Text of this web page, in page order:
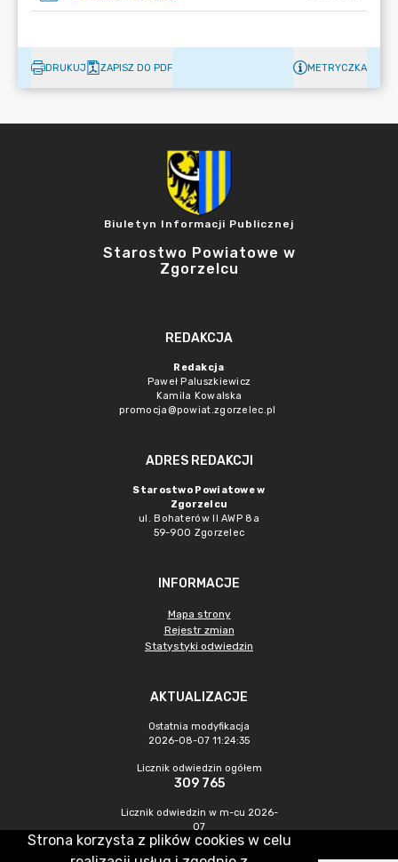
DRUKUJ ZAPISZ DO PDF METRYCZKA
Biuletyn Informacji Publicznej
Starostwo Powiatowe w
Zgorzelcu
REDAKCJA
Redakcja
Paweł Paluszkiewicz
Kamila Kowalska
promocja@powiat.zgorzelec.pl
ADRES REDAKCJI
Starostwo Powiatowe w
Zgorzelcu
ul. Bohaterów II AWP 8a
59-900 Zgorzelec
INFORMACJE
Mapa strony
Rejestr zmian
Statystyki odwiedzin
AKTUALIZACJE
Ostatnia modyfikacja
2026-08-07 11:24:35
Licznik odwiedzin ogółem
309 765
Licznik odwiedzin w m-cu 2026-
07
463
Strona korzysta z plików cookies w celu